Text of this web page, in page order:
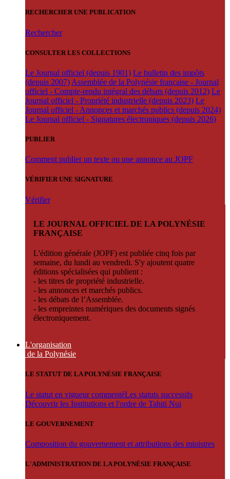
RECHERCHER UNE PUBLICATION
Rechercher
CONSULTER LES COLLECTIONS
Le Journal officiel (depuis 1901) Le bulletin des impôts
(depuis 2007) Assemblée de la Polynésie française - Journal
officiel - Compte-rendu intégral des débats (depuis 2012) Le
Journal officiel - Propriété industrielle (depuis 2023) Le
Journal officiel - Annonces et marchés publics (depuis 2024)
Le Journal officiel - Signatures électroniques (depuis 2026)
PUBLIER
Comment publier un texte ou une annonce au JOPF
VÉRIFIER UNE SIGNATURE
Vérifier
LE JOURNAL OFFICIEL DE LA POLYNÉSIE
FRANÇAISE
L'édition générale (JOPF) est publiée cinq fois par
semaine, du lundi au vendredi. S'y ajoutent quatre
éditions spécialisées qui publient :
- les titres de propriété industrielle.
- les annonces et marchés publics.
- les débats de l’Assemblée.
- les empreintes numériques des documents signés
électroniquement.
L'organisation
de la Polynésie
LE STATUT DE LA POLYNÉSIE FRANÇAISE
Le statut en vigueur commentéLes statuts successifs
Découvrir les Institutions et l'ordre de Tahiti Nui
LE GOUVERNEMENT
Composition du gouvernement et attributions des ministres
L'ADMINISTRATION DE LA POLYNÉSIE FRANÇAISE